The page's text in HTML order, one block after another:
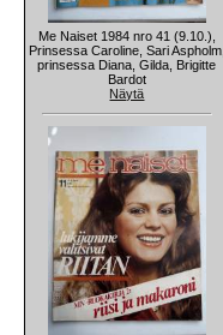
Me Naiset 1984 nro 41 (9.10.),
Prinsessa Caroline, Sari Aspholm,
prinsessa Diana, Gilda, Brigitte
Bardot
Näytä